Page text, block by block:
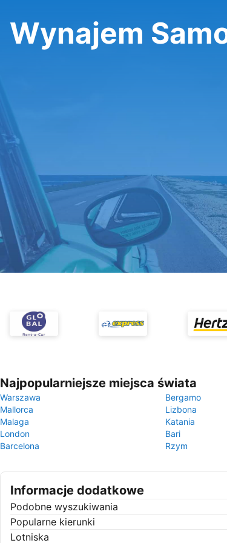
Wynajem
Najpopularniejsze miejsca świata
Warszawa
Bergamo
Mallorca
Lizbona
Malaga
Katania
London
Bari
Barcelona
Rzym
Informacje dodatkowe
Podobne wyszukiwania
Popularne kierunki
Lotniska